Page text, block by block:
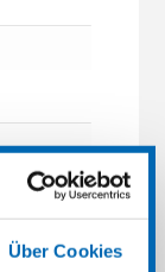
Über Cookies